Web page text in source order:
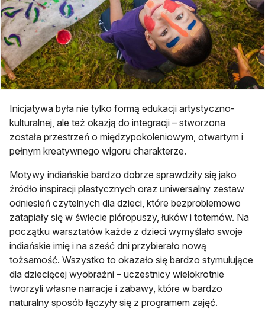
Inicjatywa była nie tylko formą edukacji artystyczno-
kulturalnej, ale też okazją do integracji – stworzona
została przestrzeń o międzypokoleniowym, otwartym i
pełnym kreatywnego wigoru charakterze.
Motywy indiańskie bardzo dobrze sprawdziły się jako
źródło inspiracji plastycznych oraz uniwersalny zestaw
odniesień czytelnych dla dzieci, które bezproblemowo
zatapiały się w świecie pióropuszy, łuków i totemów. Na
początku warsztatów każde z dzieci wymyślało swoje
indiańskie imię i na sześć dni przybierało nową
tożsamość. Wszystko to okazało się bardzo stymulujące
dla dziecięcej wyobraźni – uczestnicy wielokrotnie
tworzyli własne narracje i zabawy, które w bardzo
naturalny sposób łączyły się z programem zajęć.